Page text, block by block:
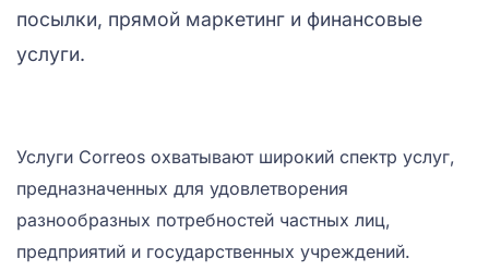
посылки, прямой маркетинг и финансовые
услуги.
Услуги Correos охватывают широкий спектр услуг,
предназначенных для удовлетворения
разнообразных потребностей частных лиц,
предприятий и государственных учреждений.